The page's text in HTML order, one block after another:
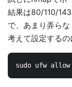
結果は80/110/
で、あまり弄ら
考えて設定するの